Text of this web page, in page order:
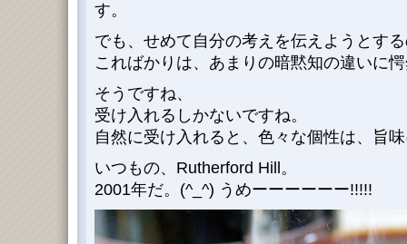
す。
でも、せめて自分の考えを伝えようとす
こればかりは、あまりの暗黙知の違いに
そうですね、
受け入れるしかないですね。
自然に受け入れると、色々な個性は、旨
いつもの、Rutherford Hill。
2001年だ。(^_^) うめーーーーーー!!!!!